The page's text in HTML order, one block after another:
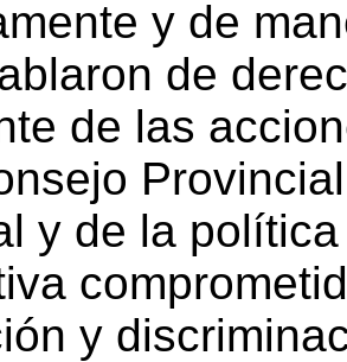
y de
de
de las
y de la
y